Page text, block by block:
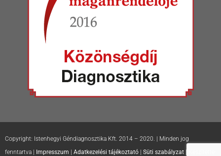
Copyright: Istenhegyi Géndiagnosztika Kft. 2014 – 2020. | Minden jog
fenntartva |
Impresszum Adatkezelési tájékoztató Süti szabályzat